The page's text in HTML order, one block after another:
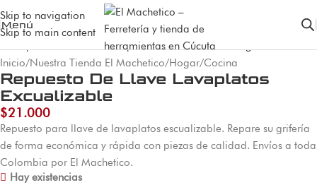
Skip to navigation
Skip to main content
Menú
Inicio/Nuestra Tienda El Machetico/Hogar/Cocina
Repuesto De Llave Lavaplatos
Excualizable
$21.000
Repuesto para llave de lavaplatos escualizable. Repare su grifería
de forma económica y rápida con piezas de calidad. Envíos a toda
Colombia por El Machetico.
Hay existencias